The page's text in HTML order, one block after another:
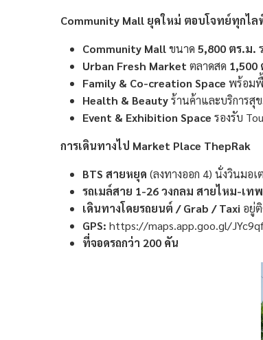
Community Mall ยุคใหม่ ตอบโจทย์ทุกไล
Community Mallขนาด 5,800 ตร.ม.
Urban Fresh Market ตลาดสด 1,500
Family & Co-creation Space พร้อมพื้
Health & Beautyร้านค้าและบริการสุ
Event & Exhibition Space รองรับ
การเดินทางไป Market Place ThepRak
BTS สายหยุด (ลงทางออก 4) นั่งวินมอเ
รถเมล์สาย 1-26 วงกลม สายไหม-เท
เดินทางโดยรถยนต์ / Grab / Taxi อยู่
GPS: https://maps.app.goo.gl/
ที่จอดรถกว่า 200 คัน